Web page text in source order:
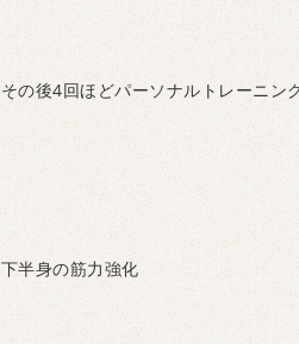
その後4回ほどパーソナルトレーニン
下半身の筋力強化